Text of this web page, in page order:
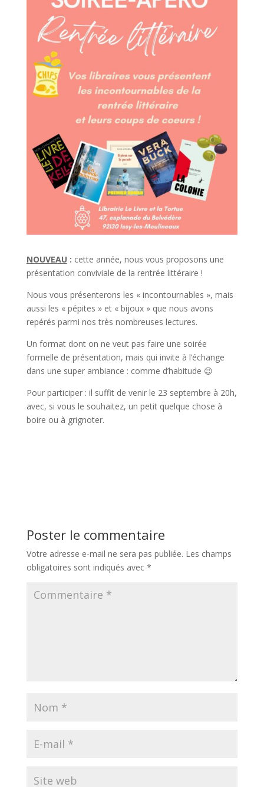
NOUVEAU : cette année, nous vous proposons une
présentation conviviale de la rentrée littéraire !
Nous vous présenterons les « incontournables », mais
aussi les « pépites » et « bijoux » que nous avons
repérés parmi nos très nombreuses lectures.
Un format dont on ne veut pas faire une soirée
formelle de présentation, mais qui invite à l’échange
dans une super ambiance : comme d’habitude 😉
Pour participer : il suffit de venir le 23 septembre à 20h,
avec, si vous le souhaitez, un petit quelque chose à
boire ou à grignoter.
Poster le commentaire
Votre adresse e-mail ne sera pas publiée. Les champs
obligatoires sont indiqués avec *